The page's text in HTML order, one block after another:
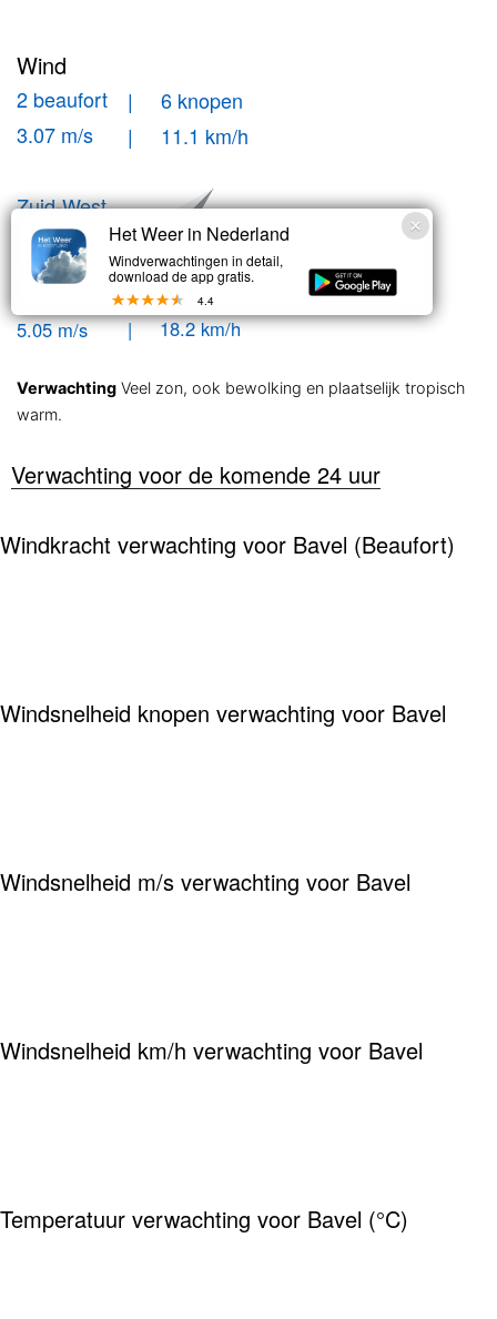
Wind
2 beaufort
| 6 knopen
3.07 m/s
| 11.1 km/h
Zuid-West
Windstoten
| 9.8 knopen
5.05 m/s
| 18.2 km/h
Verwachting Veel zon, ook bewolking en plaatselijk tropisch
warm.
Verwachting voor de komende 24 uur
Windkracht verwachting voor Bavel (Beaufort)
Windsnelheid knopen verwachting voor Bavel
Windsnelheid m/s verwachting voor Bavel
Windsnelheid km/h verwachting voor Bavel
Temperatuur verwachting voor Bavel (°C)
Het Weer in Nederland
Windverwachtingen in detail,
download de app gratis.
4.4